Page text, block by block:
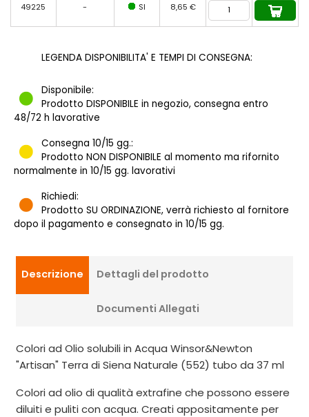
49225 - SI 8,65 €
LEGENDA DISPONIBILITA' E TEMPI DI CONSEGNA:
Disponibile:
Prodotto DISPONIBILE in negozio, consegna entro
48/72 h lavorative
Consegna 10/15 gg.:
Prodotto NON DISPONIBILE al momento ma rifornito
normalmente in 10/15 gg. lavorativi
Richiedi:
Prodotto SU ORDINAZIONE, verrà richiesto al fornitore
dopo il pagamento e consegnato in 10/15 gg.
Descrizione Dettagli del prodotto
Documenti Allegati
Colori ad Olio solubili in Acqua Winsor&Newton
"Artisan" Terra di Siena Naturale (552) tubo da 37 ml
Colori ad olio di qualità extrafine che possono essere
diluiti e puliti con acqua. Creati appositamente per